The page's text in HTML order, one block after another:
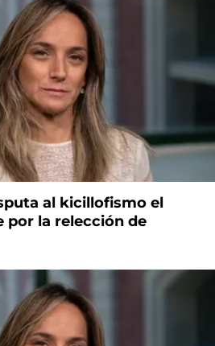
al kicillofismo el
por la relección de